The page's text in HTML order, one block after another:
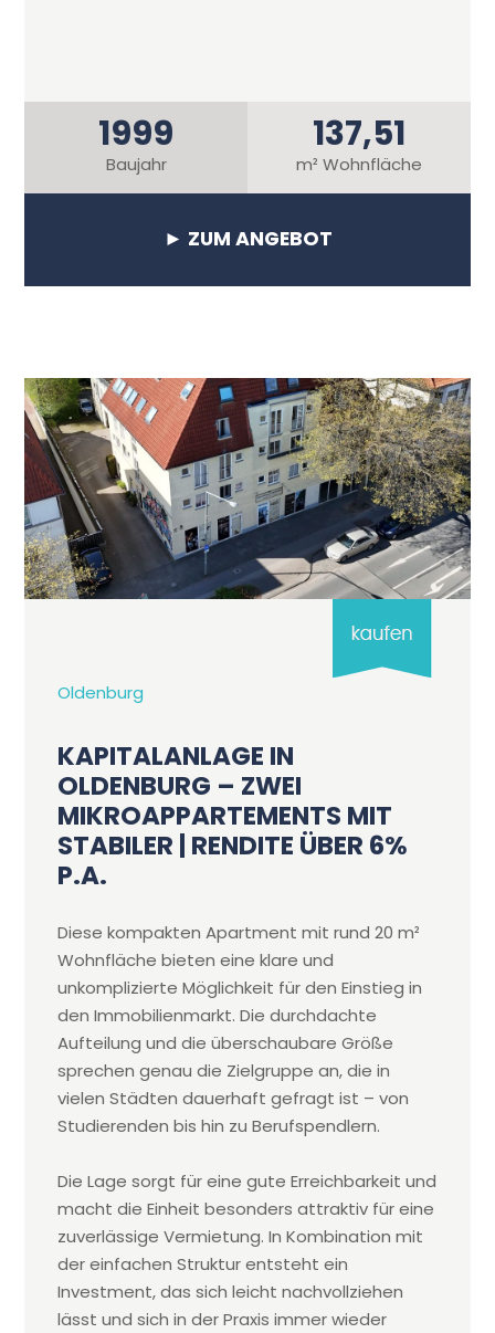
1999
Baujahr
137,51
m² Wohnfläche
► ZUM ANGEBOT
Oldenburg
KAPITALANLAGE IN
OLDENBURG – ZWEI
MIKROAPPARTEMENTS MIT
STABILER | RENDITE ÜBER 6%
P.A.
Diese kompakten Apartment mit rund 20 m²
Wohnfläche bieten eine klare und
unkomplizierte Möglichkeit für den Einstieg in
den Immobilienmarkt. Die durchdachte
Aufteilung und die überschaubare Größe
sprechen genau die Zielgruppe an, die in
vielen Städten dauerhaft gefragt ist – von
Studierenden bis hin zu Berufspendlern.
Die Lage sorgt für eine gute Erreichbarkeit und
macht die Einheit besonders attraktiv für eine
zuverlässige Vermietung. In Kombination mit
der einfachen Struktur entsteht ein
Investment, das sich leicht nachvollziehen
lässt und sich in der Praxis immer wieder